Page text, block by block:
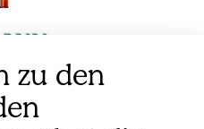
22G/0,7X40MM
zu den